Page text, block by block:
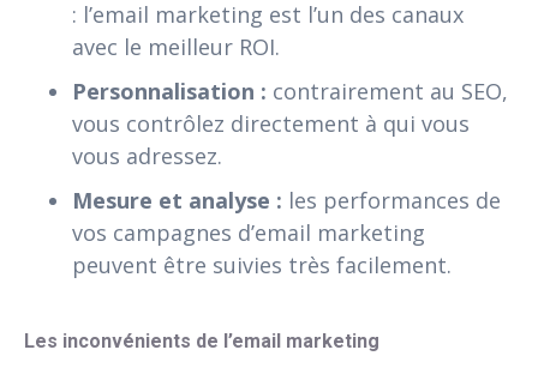
: l’email marketing est l’un des canaux
avec le meilleur ROI.
Personnalisation : contrairement au SEO,
vous contrôlez directement à qui vous
vous adressez.
Mesure et analyse : les performances de
vos campagnes d’email marketing
peuvent être suivies très facilement.
Les inconvénients de l’email marketing